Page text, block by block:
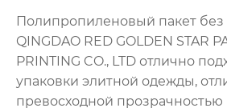
Полипропиленовый пакет без
QINGDAO RED GOLDEN STAR
PRINTING CO., LTD отлично
упаковки элитной одежды,
превосходной прозрачностью